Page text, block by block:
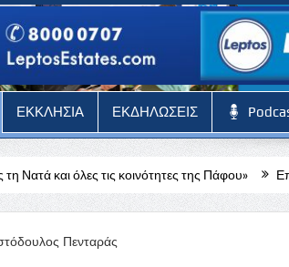
ΕΚΚΛΗΣΙΑ ΕΚΔΗΛΩΣΕΙΣ
της Πάφου» Επέστρεψαν στα